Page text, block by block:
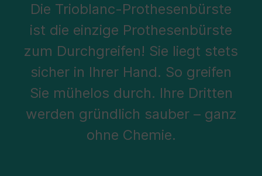
Die Trioblanc-Prothesenbürste
ist die einzige Prothesenbürste
zum Durchgreifen! Sie liegt stets
sicher in Ihrer Hand. So greifen
Sie mühelos durch. Ihre Dritten
werden gründlich sauber – ganz
ohne Chemie.